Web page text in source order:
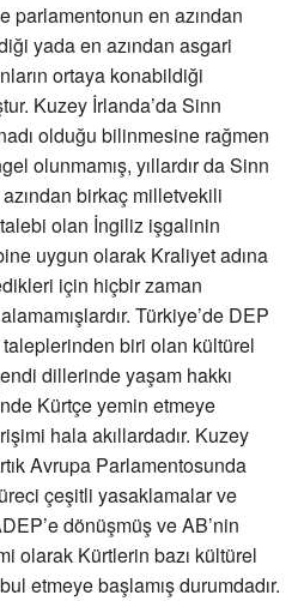
parlamentonun en azından
yada en azından asgari
ortaya konabildiği
Kuzey İrlanda’da Sinn
olduğu bilinmesine rağmen
olunmamış, yıllardır da Sinn
birkaç milletvekili
olan İngiliz işgalinin
uygun olarak Kraliyet adına
için hiçbir zaman
Türkiye’de DEP
biri olan kültürel
dillerinde yaşam hakkı
Kürtçe yemin etmeye
hala akıllardadır. Kuzey
Avrupa Parlamentosunda
çeşitli yasaklamalar ve
dönüşmüş ve AB’nin
olarak Kürtlerin bazı kültürel
etmeye başlamış durumdadır.